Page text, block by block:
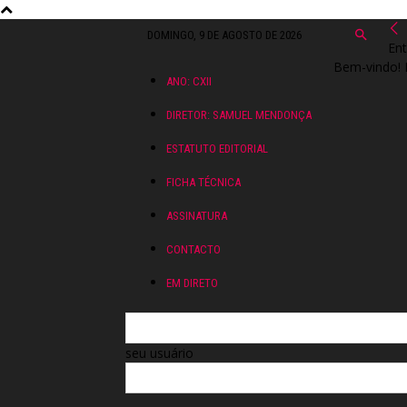
DOMINGO, 9 DE AGOSTO DE 2026
ANO: CXII
DIRETOR: SAMUEL MENDONÇA
ESTATUTO EDITORIAL
FICHA TÉCNICA
ASSINATURA
CONTACTO
EM DIRETO
Bem-vindo!
seu usuário